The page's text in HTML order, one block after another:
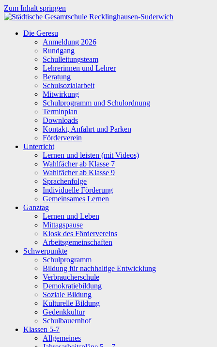
Zum Inhalt springen
Städtische
Gesamtschule
Recklinghausen-
Suderwich
Die Geresu
Anmeldung 2026
Rundgang
Schulleitungsteam
Lehrerinnen und Lehrer
Beratung
Schulsozialarbeit
Mitwirkung
Schulprogramm und Schulordnung
Terminplan
Downloads
Kontakt, Anfahrt und Parken
Förderverein
Unterricht
Lernen und leisten (mit Videos)
Wahlfächer ab Klasse 7
Wahlfächer ab Klasse 9
Sprachenfolge
Individuelle Förderung
Gemeinsames Lernen
Ganztag
Lernen und Leben
Mittagspause
Kiosk des Fördervereins
Arbeitsgemeinschaften
Schwerpunkte
Schulprogramm
Bildung für nachhaltige Entwicklung
Verbraucherschule
Demokratiebildung
Soziale Bildung
Kulturelle Bildung
Gedenkkultur
Schulbauernhof
Klassen 5-7
Allgemeines